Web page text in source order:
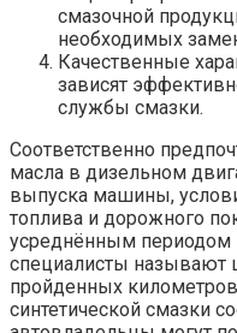
смазочной
необходимых
Качественные
зависят
службы смазки.
Соответственно
масла в дизельном
выпуска машины,
топлива и дорожного
усреднённым
специалисты называют
пройденных
синтетической смазки